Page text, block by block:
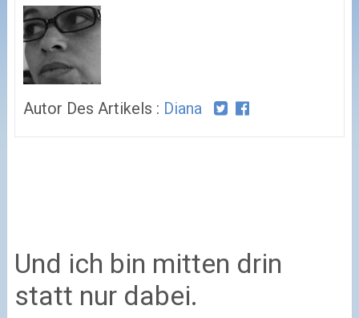
Autor Des Artikels : Diana
Und ich bin mitten drin
statt nur dabei.